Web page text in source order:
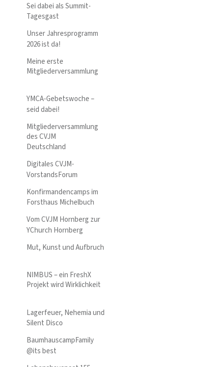
Sei dabei als Summit-
Tagesgast
Unser Jahresprogramm
2026 ist da!
Meine erste
Mitgliederversammlung
YMCA-Gebetswoche –
seid dabei!
Mitgliederversammlung
des CVJM
Deutschland
Digitales CVJM-
VorstandsForum
Konfirmandencamps im
Forsthaus Michelbuch
Vom CVJM Hornberg zur
YChurch Hornberg
Mut, Kunst und Aufbruch
NIMBUS – ein FreshX
Projekt wird Wirklichkeit
Lagerfeuer, Nehemia und
Silent Disco
BaumhauscampFamily
@its best